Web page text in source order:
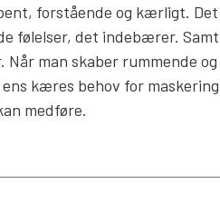
forstående og kærligt.
følelser, det indebærer.
Når man skaber rummende
kæres behov for
medføre.